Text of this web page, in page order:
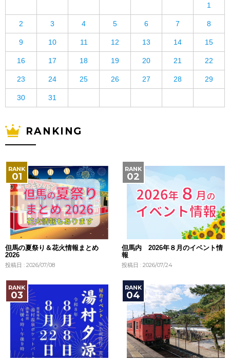
1
2 3 4 5 6 7 8
9 10 11 12 13 14 15
16 17 18 19 20 21 22
23 24 25 26 27 28 29
30 31
RANKING
但馬の夏祭り＆花火情報まとめ
2026
投稿日 : 2026/07/08
但馬内 2026年８月のイベント情
報
投稿日 : 2026/07/24